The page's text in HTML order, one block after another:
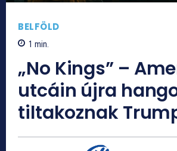
BELFÖLD
1 min.
„No Kings” –
utcáin újra
tiltakoznak